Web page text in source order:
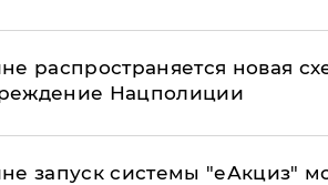
распространяется новая
Нацполиции
запуск системы "еАкциз"